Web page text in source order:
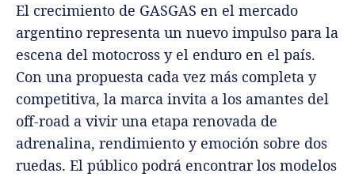
El crecimiento de GASGAS en el mercado
argentino representa un nuevo impulso para la
escena del motocross y el enduro en el país.
Con una propuesta cada vez más completa y
competitiva, la marca invita a los amantes del
off-road a vivir una etapa renovada de
adrenalina, rendimiento y emoción sobre dos
ruedas. El público podrá encontrar los modelos